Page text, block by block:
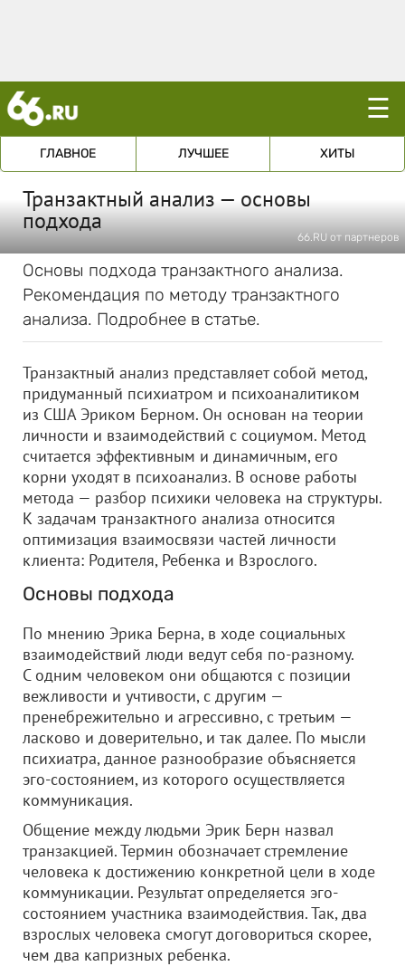
☰
ГЛАВНОЕ ЛУЧШЕЕ ХИТЫ
Транзактный анализ — основы
подхода
66.RU от партнеров
Основы подхода транзактного анализа.
Рекомендация по методу транзактного
анализа. Подробнее в статье.
Транзактный анализ представляет собой метод,
придуманный психиатром и психоаналитиком
из США Эриком Берном. Он основан на теории
личности и взаимодействий с социумом. Метод
считается эффективным и динамичным, его
корни уходят в психоанализ. В основе работы
метода — разбор психики человека на структуры.
К задачам транзактного анализа относится
оптимизация взаимосвязи частей личности
клиента: Родителя, Ребенка и Взрослого.
Основы подхода
По мнению Эрика Берна, в ходе социальных
взаимодействий люди ведут себя по-разному.
С одним человеком они общаются с позиции
вежливости и учтивости, с другим —
пренебрежительно и агрессивно, с третьим —
ласково и доверительно, и так далее. По мысли
психиатра, данное разнообразие объясняется
эго-состоянием, из которого осуществляется
коммуникация.
Общение между людьми Эрик Берн назвал
транзакцией. Термин обозначает стремление
человека к достижению конкретной цели в ходе
коммуникации. Результат определяется эго-
состоянием участника взаимодействия. Так, два
взрослых человека смогут договориться скорее,
чем два капризных ребенка.